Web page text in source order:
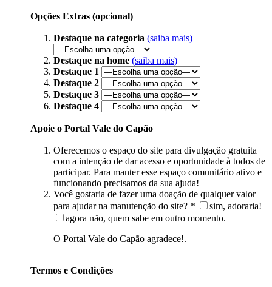
Opções Extras (opcional)
Destaque na categoria (saiba mais)
Destaque na home (saiba mais)
Destaque 1
Destaque 2
Destaque 3
Destaque 4
Apoie o Portal Vale do Capão
Oferecemos o espaço do site para divulgação gratuita
com a intenção de dar acesso e oportunidade à todos de
participar. Para manter esse espaço comunitário ativo e
funcionando precisamos da sua ajuda!
Você gostaria de fazer uma doação de qualquer valor
para ajudar na manutenção do site? *
sim, adoraria!
agora não, quem sabe em outro momento.
O Portal Vale do Capão agradece!.
Termos e Condições